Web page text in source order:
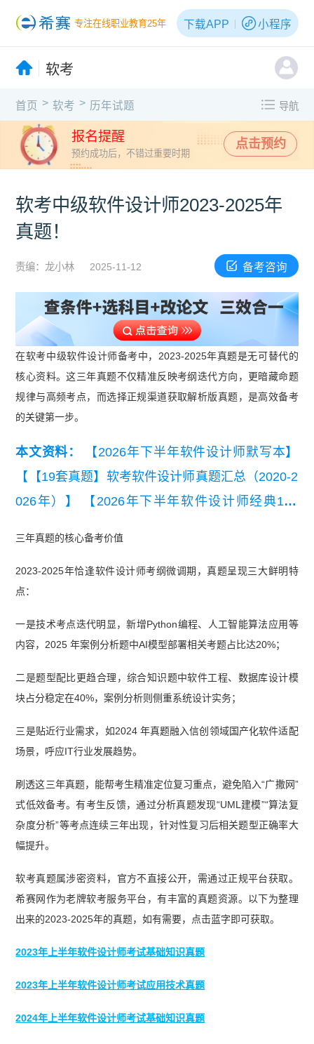
专注在线职业教育25年 下载APP 小程序
软考
首页 > 软考 > 历年试题 导航
报名提醒
预约成功后，不错过重要时期
点击预约
软考中级软件设计师2023-2025年
真题！
责编：龙小林 2025-11-12 备考咨询
在软考中级软件设计师备考中，2023-2025年真题是无可替代的
核心资料。这三年真题不仅精准反映考纲迭代方向，更暗藏命题
规律与高频考点，而选择正规渠道获取解析版真题，是高效备考
的关键第一步。
本文资料：
【2026年下半年软件设计师默写本】
【【19套真题】软考软件设计师真题汇总（2020-2
026年）】
【2026年下半年软件设计师经典100
6年下半年软件设计师知识点集锦】 【2026年5月
软件设计师综合知识真题及答案(完整版)】
三年真题的核心备考价值
2023-2025年恰逢软件设计师考纲微调期，真题呈现三大鲜明特
点：
一是技术考点迭代明显，新增Python编程、人工智能算法应用等
内容，2025 年案例分析题中AI模型部署相关考题占比达20%；
二是题型配比更趋合理，综合知识题中软件工程、数据库设计模
块占分稳定在40%，案例分析则侧重系统设计实务；
三是贴近行业需求，如2024 年真题融入信创领域国产化软件适配
场景，呼应IT行业发展趋势。
刷透这三年真题，能帮考生精准定位复习重点，避免陷入“广撒网”
式低效备考。有考生反馈，通过分析真题发现“UML建模”“算法复
杂度分析”等考点连续三年出现，针对性复习后相关题型正确率大
幅提升。
软考真题属涉密资料，官方不直接公开，需通过正规平台获取。
希赛网作为老牌软考服务平台，有丰富的真题资源。以下为整理
出来的2023-2025年的真题，如有需要，点击蓝字即可获取。
2023年上半年软件设计师考试基础知识真题
2023年上半年软件设计师考试应用技术真题
2024年上半年软件设计师考试基础知识真题